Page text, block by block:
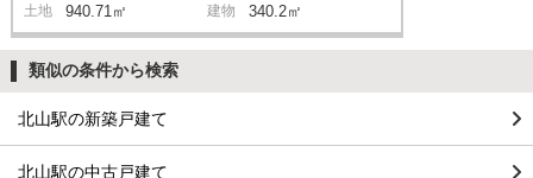
土地 940.71㎡ 建物 340.2㎡
類似の条件から検索
北山駅の新築戸建て
北山駅の中古戸建て